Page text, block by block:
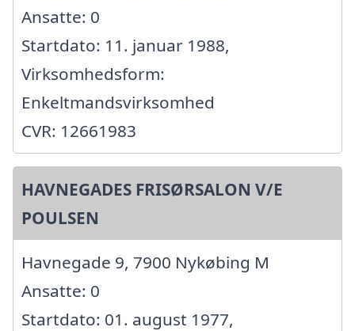
Ansatte: 0
Startdato: 11. januar 1988,
Virksomhedsform:
Enkeltmandsvirksomhed
CVR: 12661983
HAVNEGADES FRISØRSALON V/E
POULSEN
Havnegade 9, 7900 Nykøbing M
Ansatte: 0
Startdato: 01. august 1977,